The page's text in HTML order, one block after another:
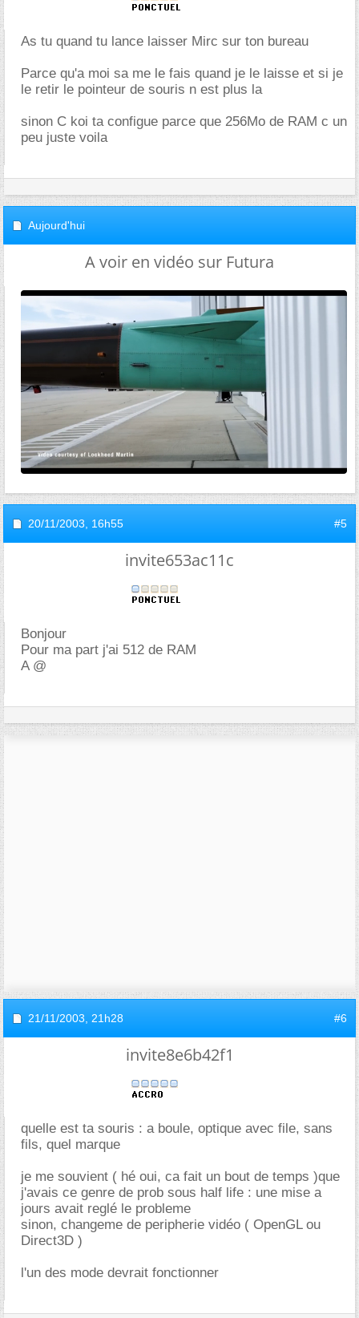
As tu quand tu lance laisser Mirc sur ton bureau
Parce qu'a moi sa me le fais quand je le laisse et si je
le retir le pointeur de souris n est plus la
sinon C koi ta configue parce que 256Mo de RAM c un
peu juste voila
Aujourd'hui
A voir en vidéo sur Futura
20/11/2003, 16h55 #5
invite653ac11c
Bonjour
Pour ma part j'ai 512 de RAM
A @
21/11/2003, 21h28 #6
invite8e6b42f1
quelle est ta souris : a boule, optique avec file, sans
fils, quel marque
je me souvient ( hé oui, ca fait un bout de temps )que
j'avais ce genre de prob sous half life : une mise a
jours avait reglé le probleme
sinon, changeme de peripherie vidéo ( OpenGL ou
Direct3D )
l'un des mode devrait fonctionner